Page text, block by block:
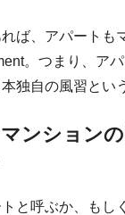
ば、アパートも
。つまり、ア
独自の風習とい
ンション
と呼ぶか、もし